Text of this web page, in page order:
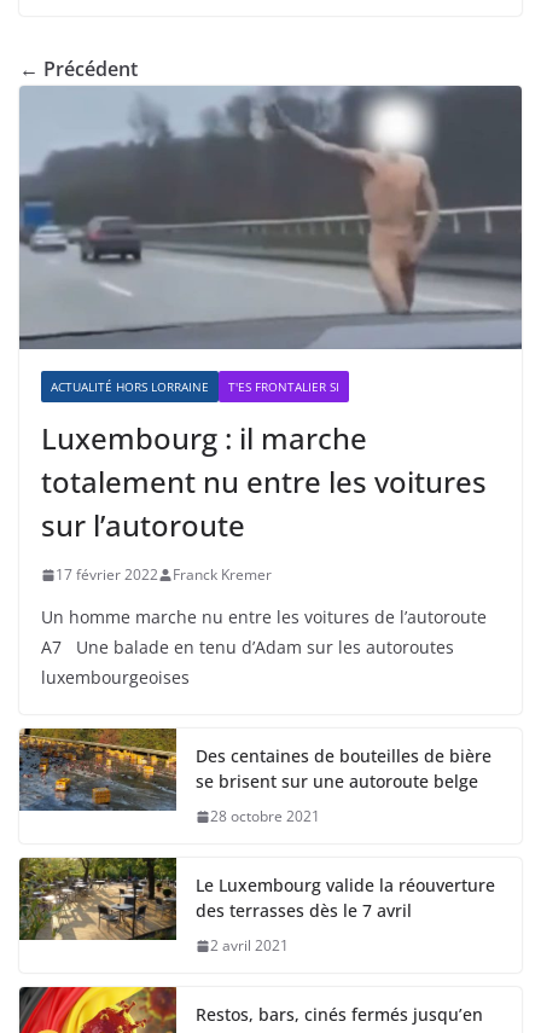
← Précédent
ACTUALITÉ HORS LORRAINE T'ES FRONTALIER SI
Luxembourg : il marche
totalement nu entre les voitures
sur l’autoroute
17 février 2022 Franck Kremer
Un homme marche nu entre les voitures de l’autoroute
A7 Une balade en tenu d’Adam sur les autoroutes
luxembourgeoises
Des centaines de bouteilles de bière
se brisent sur une autoroute belge
28 octobre 2021
Le Luxembourg valide la réouverture
des terrasses dès le 7 avril
2 avril 2021
Restos, bars, cinés fermés jusqu’en